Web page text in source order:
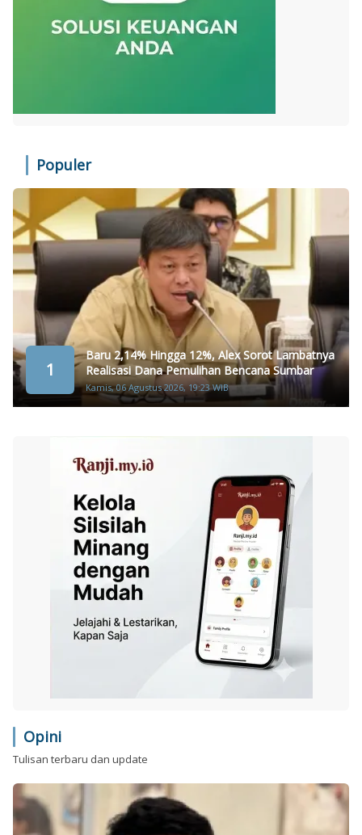
Populer
1
Baru 2,14% Hingga 12%, Alex Sorot Lambatnya
Realisasi Dana Pemulihan Bencana Sumbar
Kamis, 06 Agustus 2026, 19:23 WIB
Opini
Tulisan terbaru dan update